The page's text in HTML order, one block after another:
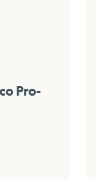
Pro-